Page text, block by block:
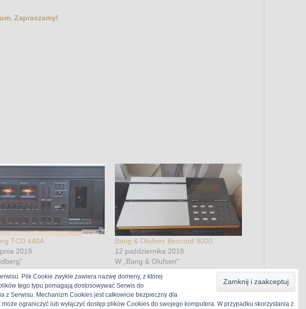
Zapraszamy!
TCD 440A
2019
Bang & Olufsen Beocord 9000
12 października 2018
W „Bang & Olufsen"
Plik Cookie zwykle zawiera nazwę domeny, z której
tego typu pomagają dostosowywać Serwis do
Serwisu. Mechanizm Cookies jest całkowicie bezpieczny dla
ograniczyć lub wyłączyć dostęp plików Cookies do swojego komputera. W przypadku skorzystania z